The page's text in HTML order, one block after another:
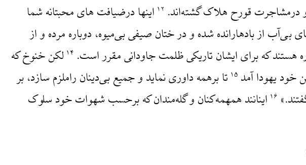
و درمشاجرت قورح هلاک گشته‌اند. ۱۲ اینها درضیافت های محبتانه شما
از بادهارانده شده و در ختان صیفی بی‌میوه، دوباره مرده و از
هستند که برای ایشان تاریکی ظلمت جاودانی مقرر است. ۱۴ لکن خنوخ که
خود یهودا آمد ۱۵ تا برهمه داوری نماید و جمیع بی‌دینان راملزم سازد، بر
۱۶ اینانند همهمه‌کنان و گله‌مندان که برحسب شهوات خود سلوک